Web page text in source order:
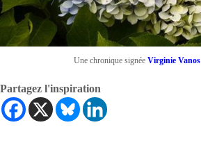
Une chronique signéeVirginie Vanos
Partagez l'inspiration